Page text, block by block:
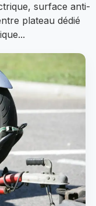
surface anti-
plateau dédié